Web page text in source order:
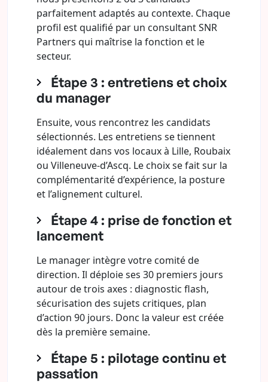
parfaitement adaptés au contexte. Chaque
profil est qualifié par un consultant SNR
Partners qui maîtrise la fonction et le
secteur.
Étape 3 : entretiens et choix
du manager
Ensuite, vous rencontrez les candidats
sélectionnés. Les entretiens se tiennent
idéalement dans vos locaux à Lille, Roubaix
ou Villeneuve-d’Ascq. Le choix se fait sur la
complémentarité d’expérience, la posture
et l’alignement culturel.
Étape 4 : prise de fonction et
lancement
Le manager intègre votre comité de
direction. Il déploie ses 30 premiers jours
autour de trois axes : diagnostic flash,
sécurisation des sujets critiques, plan
d’action 90 jours. Donc la valeur est créée
dès la première semaine.
Étape 5 : pilotage continu et
passation